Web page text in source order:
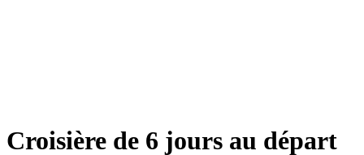
Croisière de 6 jours au départ